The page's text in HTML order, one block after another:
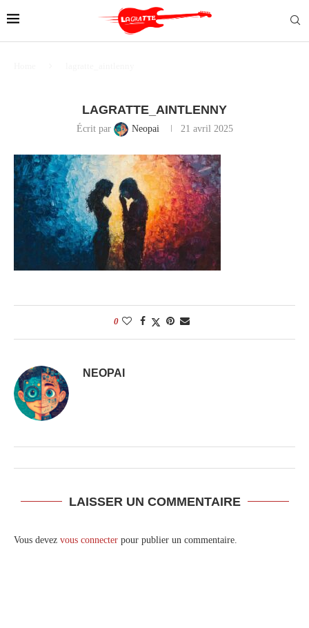
LAGRATTE_AINTLENNY
Écrit par Neopai 21 avril 2025
0
NEOPAI
LAISSER UN COMMENTAIRE
Vous devez vous connecter pour publier un commentaire.